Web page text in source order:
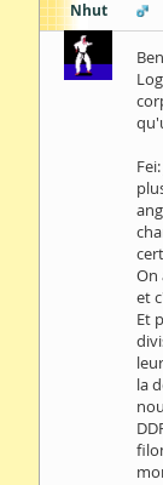
Nhut
On
et
Et
la